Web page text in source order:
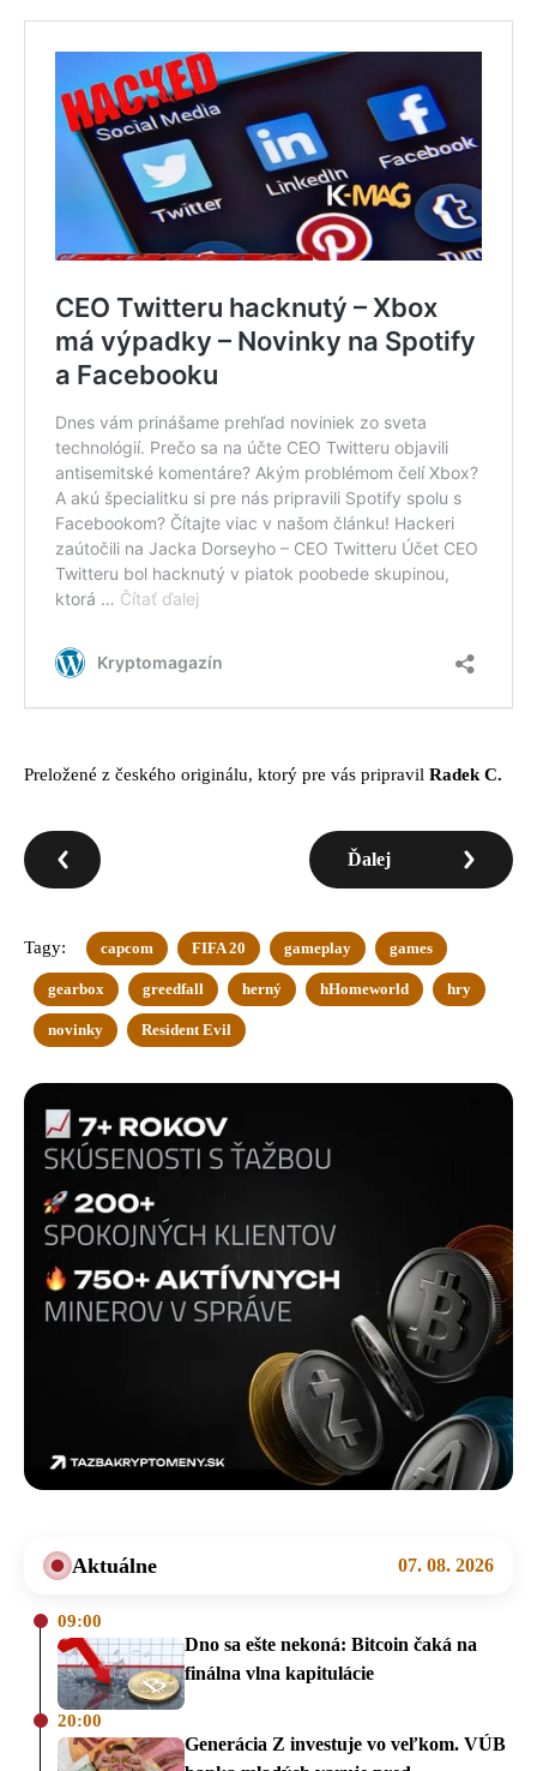
Preložené z českého originálu, ktorý pre vás pripravil Radek C.
Ďalej
Tagy: capcom FIFA 20 gameplay games
gearbox greedfall herný hHomeworld hry
novinky Resident Evil
Aktuálne 07. 08. 2026
09:00
Dno sa ešte nekoná: Bitcoin čaká na
finálna vlna kapitulácie
20:00
Generácia Z investuje vo veľkom. VÚB